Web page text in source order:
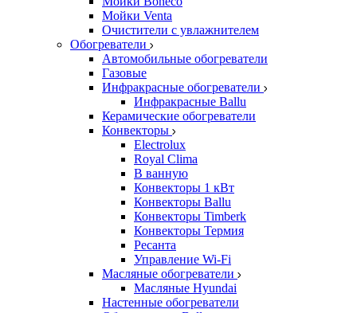
Мойки Venta
Очистители с увлажнителем
Обогреватели
Автомобильные обогреватели
Газовые
Инфракрасные обогреватели
Инфракрасные Ballu
Керамические обогреватели
Конвекторы
Electrolux
Royal Clima
В ванную
Конвекторы 1 кВт
Конвекторы Ballu
Конвекторы Timberk
Конвекторы Термия
Ресанта
Управление Wi-Fi
Масляные обогреватели
Масляные Hyundai
Настенные обогреватели